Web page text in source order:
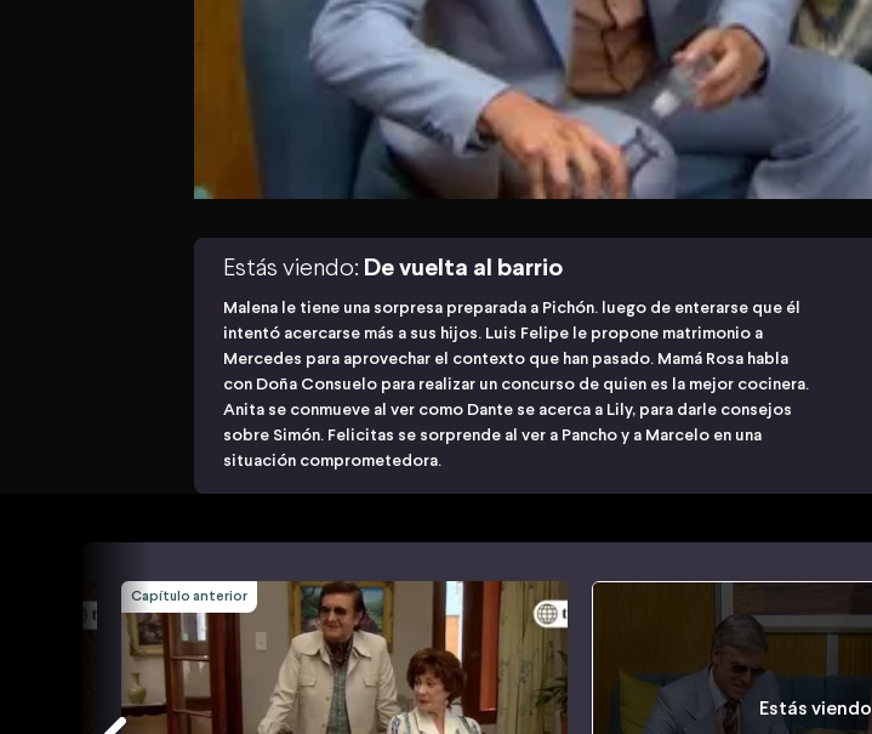
Estás viendo: De vuelta al barrio
Malena le tiene una sorpresa preparada a Pichón. luego de enterarse que él
intentó acercarse más a sus hijos. Luis Felipe le propone matrimonio a
Mercedes para aprovechar el contexto que han pasado. Mamá Rosa habla
con Doña Consuelo para realizar un concurso de quien es la mejor cocinera.
Anita se conmueve al ver como Dante se acerca a Lily, para darle consejos
sobre Simón. Felicitas se sorprende al ver a Pancho y a Marcelo en una
situación comprometedora.
Capítulo anterior
Estás viendo